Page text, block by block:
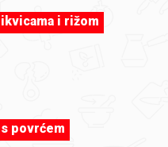
zaslužan za
i rižom
povrćem